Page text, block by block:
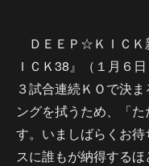
ＤＥＥＰ☆ＫＩＣＫ
ＩＣＫ38』（１月６
３試合連続ＫＯで決
ングを拭うため、「
す。いましばらくお
スに誰もが納得する